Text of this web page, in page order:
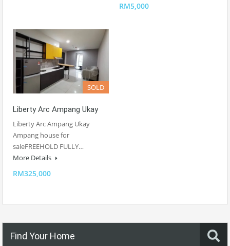
RM5,000
SOLD
Liberty Arc Ampang Ukay
Liberty Arc Ampang Ukay
Ampang house for
saleFREEHOLD FULLY…
More Details
RM325,000
Find Your Home